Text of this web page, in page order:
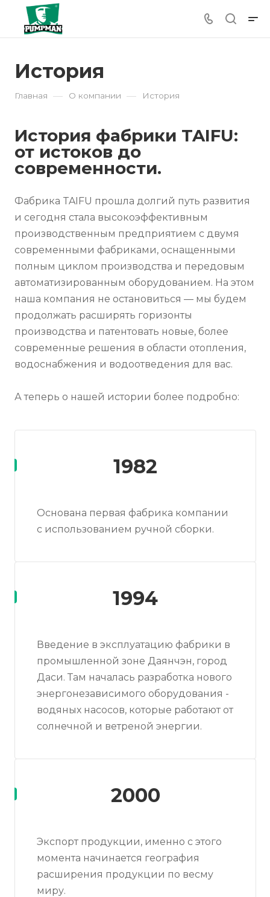
История
Главная — О компании — История
История фабрики TAIFU:
от истоков до
современности.
Фабрика TAIFU прошла долгий путь развития
и сегодня стала высокоэффективным
производственным предприятием с двумя
современными фабриками, оснащенными
полным циклом производства и передовым
автоматизированным оборудованием. На этом
наша компания не остановиться — мы будем
продолжать расширять горизонты
производства и патентовать новые, более
современные решения в области отопления,
водоснабжения и водоотведения для вас.
А теперь о нашей истории более подробно:
1982
Основана первая фабрика компании
с использованием ручной сборки.
1994
Введение в эксплуатацию фабрики в
промышленной зоне Даянчэн, город
Даси. Там началась разработка нового
энергонезависимого оборудования -
водяных насосов, которые работают от
солнечной и ветреной энергии.
2000
Экспорт продукции, именно с этого
момента начинается география
расширения продукции по весму
миру.